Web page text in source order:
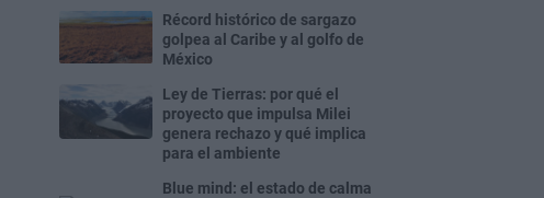
Récord histórico de sargazo
golpea al Caribe y al golfo de
México
Ley de Tierras: por qué el
proyecto que impulsa Milei
genera rechazo y qué implica
para el ambiente
Blue mind: el estado de calma